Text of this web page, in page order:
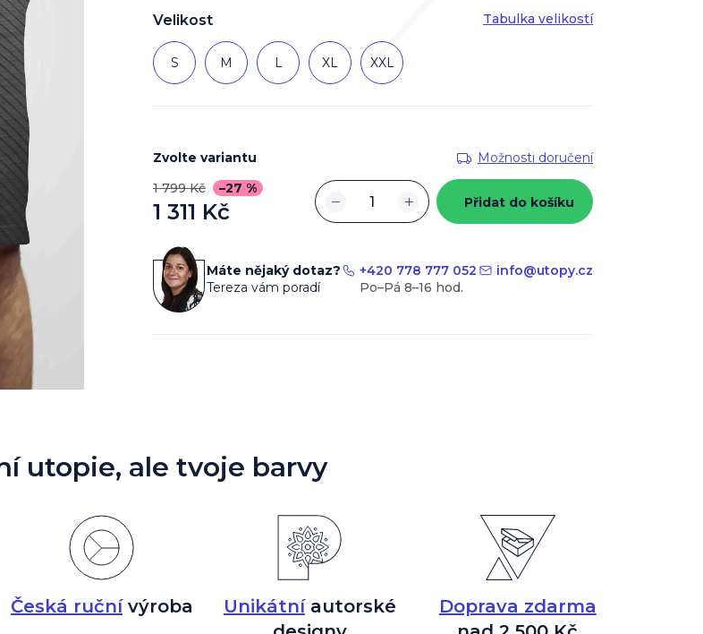
Velikost Tabulka velikostí
S M L XL XXL
Zvolte variantu
Možnosti doručení
1 799 Kč
–27 %
1 311 Kč
cena:
+
− Přidat do košíku
Máte nějaký dotaz?
Tereza vám poradí
+420 778 777 052 info@utopy.cz
utopie, ale tvoje barvy
Česká ručnívýroba Unikátníautorské
Doprava zdarma